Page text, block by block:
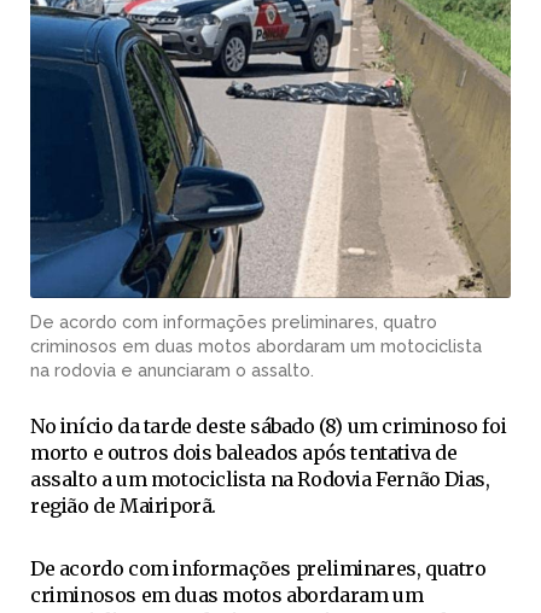
De acordo com informações preliminares, quatro
criminosos em duas motos abordaram um motociclista
na rodovia e anunciaram o assalto.
No início da tarde deste sábado (8) um criminoso foi
morto e outros dois baleados após tentativa de
assalto a um motociclista na Rodovia Fernão Dias,
região de Mairiporã.
De acordo com informações preliminares, quatro
criminosos em duas motos abordaram um